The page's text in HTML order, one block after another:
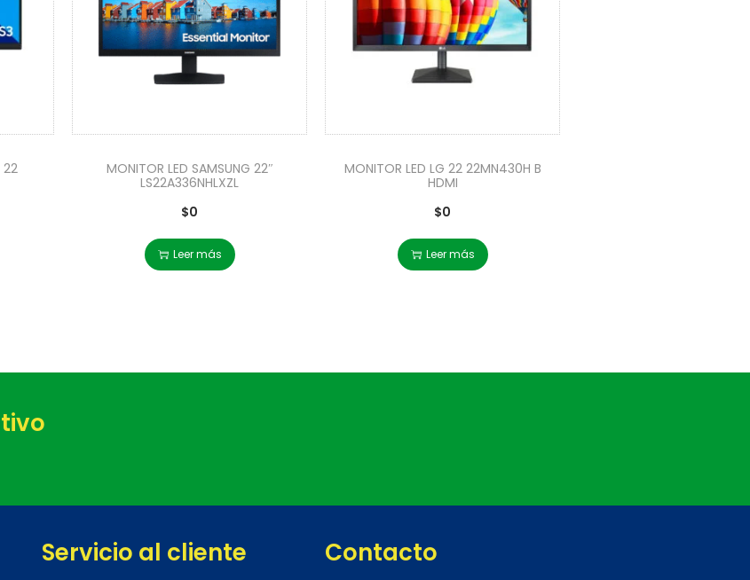
22
MONITOR LED SAMSUNG 22″
LS22A336NHLXZL
$0
Leer más
MONITOR LED LG 22 22MN430H B
HDMI
$0
Leer más
Servicio al cliente Contacto